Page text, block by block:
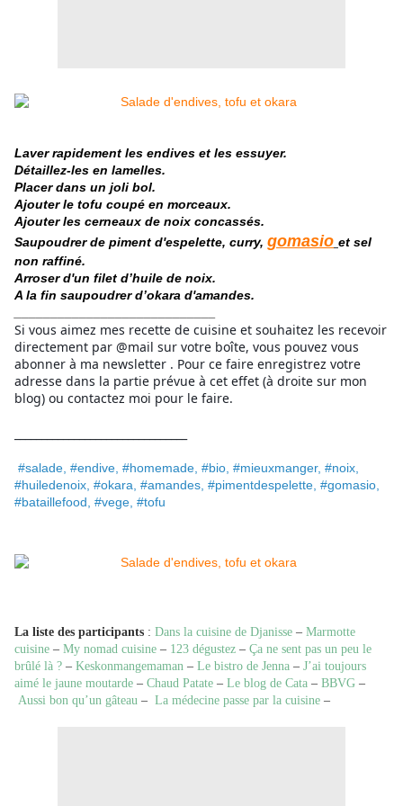
Laver rapidement les endives et les essuyer.
Détaillez-les en lamelles.
Placer dans un joli bol.
Ajouter le tofu coupé en morceaux.
Ajouter les cerneaux de noix concassés.
Saupoudrer de piment d'espelette, curry, gomasio et sel
non raffiné.
Arroser d'un filet d’huile de noix.
A la fin saupoudrer d’okara d'amandes.
Si vous aimez mes recette de cuisine et souhaitez les recevoir
directement par @mail sur votre boîte, vous pouvez vous
abonner à ma newsletter . Pour ce faire enregistrez votre
adresse dans la partie prévue à cet effet (à droite sur mon
blog) ou contactez moi pour le faire.
#salade, #endive, #homemade, #bio, #mieuxmanger, #noix,
#huiledenoix, #okara, #amandes, #pimentdespelette, #gomasio,
#bataillefood, #vege, #tofu
La liste des participants : Dans la cuisine de Djanisse – Marmotte
cuisine – My nomad cuisine – 123 dégustez – Ça ne sent pas un peu le
brûlé là ? – Keskonmangemaman – Le bistro de Jenna – J’ai toujours
aimé le jaune moutarde – Chaud Patate – Le blog de Cata – BBVG –
Aussi bon qu’un gâteau – La médecine passe par la cuisine –